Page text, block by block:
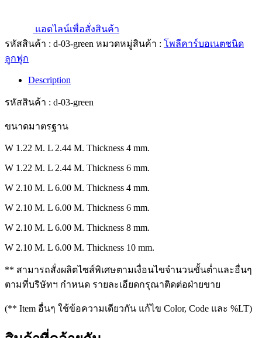
แอดไลน์เพื่อสั่งสินค้า
รหัสสินค้า : d-03-green หมวดหมู่สินค้า : โพลีคาร์บอเนตชนิด
ลูกฟูก
Description
รหัสสินค้า : d-03-green
ขนาดมาตรฐาน
W 1.22 M. L 2.44 M. Thickness 4 mm.
W 1.22 M. L 2.44 M. Thickness 6 mm.
W 2.10 M. L 6.00 M. Thickness 4 mm.
W 2.10 M. L 6.00 M. Thickness 6 mm.
W 2.10 M. L 6.00 M. Thickness 8 mm.
W 2.10 M. L 6.00 M. Thickness 10 mm.
** สามารถสั่งผลิตไซส์พิเศษตามเงื่อนไขจำนวนขั้นต่ำและอื่นๆ
ตามที่บริษัทฯ กำหนด รายละเอียดกรุณาติดต่อฝ่ายขาย
(** Item อื่นๆ ใช้ข้อความเดียวกัน แก้ไข Color, Code และ %LT)